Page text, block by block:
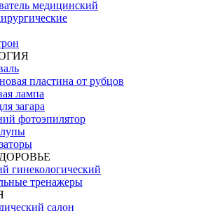
медицинский
пластина от рубцов
лампа
загара
фотоэпилятор
гинекологический
тренажеры
салон